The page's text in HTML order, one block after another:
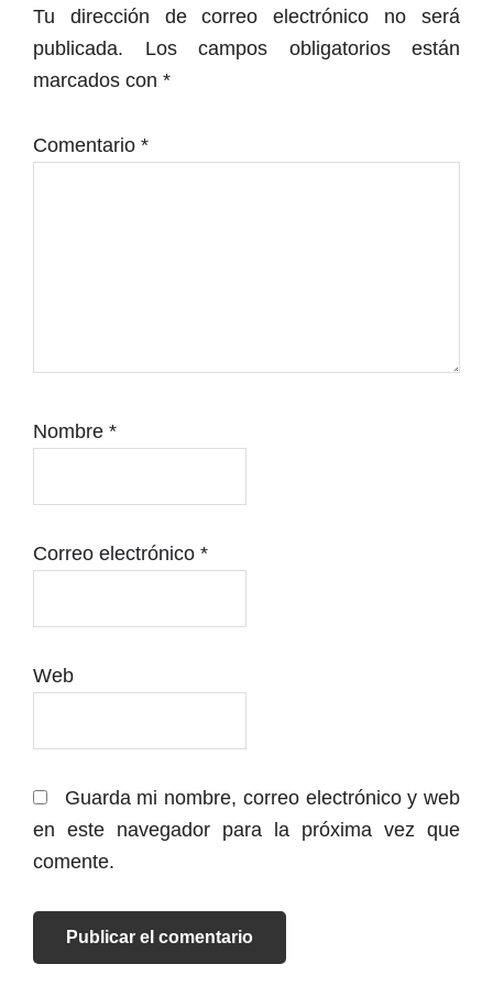
los
lectores
Tu dirección de correo electrónico no será
publicada.
Los campos obligatorios están
marcados con *
Comentario *
Nombre *
Correo electrónico *
Web
Guarda mi nombre, correo electrónico y web
en este navegador para la próxima vez que
comente.